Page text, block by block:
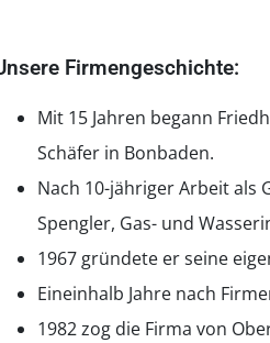
Firmengeschichte:
Mit 15 Jahren begann
Schäfer in Bonbaden.
Nach 10-jähriger Arbeit als
Spengler, Gas- und
1967 gründete er seine
Eineinhalb Jahre nach
1982 zog die Firma von